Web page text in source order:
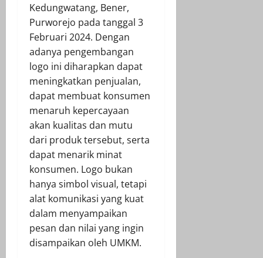
Kedungwatang, Bener,
Purworejo pada tanggal 3
Februari 2024. Dengan
adanya pengembangan
logo ini diharapkan dapat
meningkatkan penjualan,
dapat membuat konsumen
menaruh kepercayaan
akan kualitas dan mutu
dari produk tersebut, serta
dapat menarik minat
konsumen. Logo bukan
hanya simbol visual, tetapi
alat komunikasi yang kuat
dalam menyampaikan
pesan dan nilai yang ingin
disampaikan oleh UMKM.